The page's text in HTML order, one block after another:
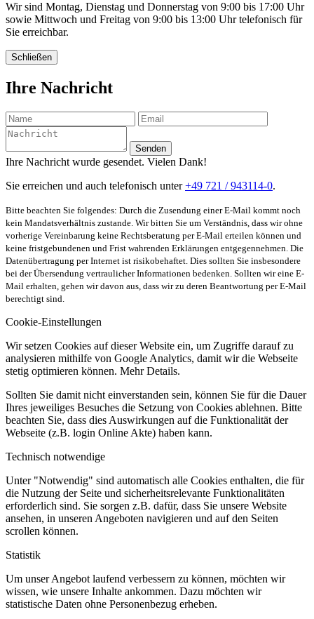
Wir sind Montag, Dienstag und Donnerstag von 9:00 bis 17:00 Uhr
sowie Mittwoch und Freitag von 9:00 bis 13:00 Uhr telefonisch für
Sie erreichbar.
Schließen
Ihre Nachricht
Senden
Ihre Nachricht wurde gesendet. Vielen Dank!
Sie erreichen und auch telefonisch unter+49 721 / 943114-0.
Bitte beachten Sie folgendes: Durch die Zusendung einer E-Mail kommt noch
kein Mandatsverhältnis zustande. Wir bitten Sie um Verständnis, dass wir ohne
vorherige Vereinbarung keine Rechtsberatung per E-Mail erteilen können und
keine fristgebundenen und Frist wahrenden Erklärungen entgegennehmen. Die
Datenübertragung per Internet ist risikobehaftet. Dies sollten Sie insbesondere
bei der Übersendung vertraulicher Informationen bedenken. Sollten wir eine E-
Mail erhalten, gehen wir davon aus, dass wir zu deren Beantwortung per E-Mail
berechtigt sind.
Cookie-Einstellungen
Wir setzen Cookies auf dieser Website ein, um Zugriffe darauf zu
analysieren mithilfe von Google Analytics, damit wir die Webseite
stetig optimieren können. Mehr Details.
Sollten Sie damit nicht einverstanden sein, können Sie für die Dauer
Ihres jeweiliges Besuches die Setzung von Cookies ablehnen. Bitte
beachten Sie, dass dies Auswirkungen auf die Funktionalität der
Webseite (z.B. login Online Akte) haben kann.
Technisch notwendige
Unter "Notwendig" sind automatisch alle Cookies enthalten, die für
die Nutzung der Seite und sicherheitsrelevante Funktionalitäten
erforderlich sind. Sie sorgen z.B. dafür, dass Sie unsere Website
ansehen, in unseren Angeboten navigieren und auf den Seiten
scrollen können.
Statistik
Um unser Angebot laufend verbessern zu können, möchten wir
wissen, wie unsere Inhalte ankommen. Dazu möchten wir
statistische Daten ohne Personenbezug erheben.